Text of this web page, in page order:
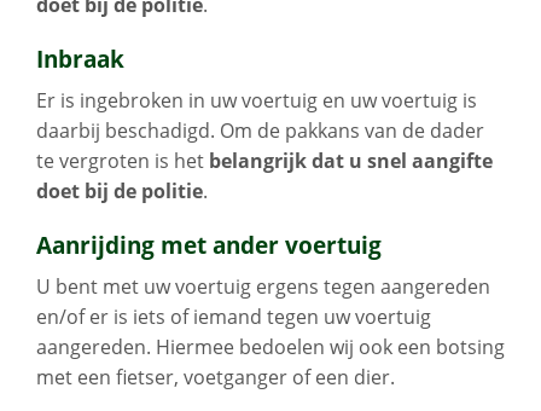
Inbraak
Er is ingebroken in uw voertuig en uw voertuig is
daarbij beschadigd. Om de pakkans van de dader
te vergroten is het belangrijk dat u snel aangifte
doet bij de politie.
Aanrijding met ander voertuig
U bent met uw voertuig ergens tegen aangereden
en/of er is iets of iemand tegen uw voertuig
aangereden. Hiermee bedoelen wij ook een botsing
met een fietser, voetganger of een dier.